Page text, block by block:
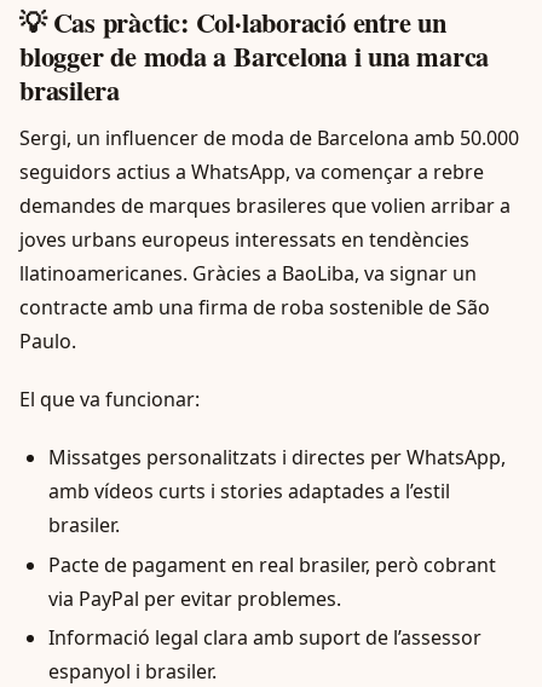
💡 Cas pràctic: Col·laboració entre un
blogger de moda a Barcelona i una marca
brasilera
Sergi, un influencer de moda de Barcelona amb 50.000
seguidors actius a WhatsApp, va començar a rebre
demandes de marques brasileres que volien arribar a
joves urbans europeus interessats en tendències
llatinoamericanes. Gràcies a BaoLiba, va signar un
contracte amb una firma de roba sostenible de São
Paulo.
El que va funcionar:
Missatges personalitzats i directes per WhatsApp,
amb vídeos curts i stories adaptades a l’estil
brasiler.
Pacte de pagament en real brasiler, però cobrant
via PayPal per evitar problemes.
Informació legal clara amb suport de l’assessor
espanyol i brasiler.